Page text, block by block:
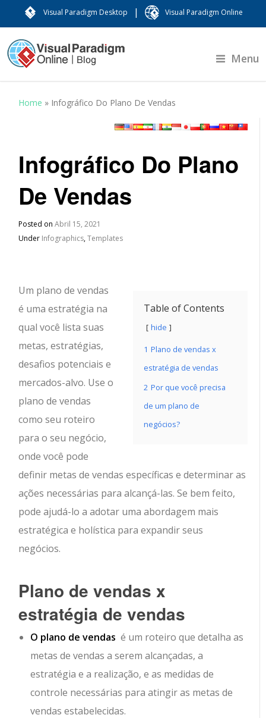
Visual Paradigm Desktop | Visual Paradigm Online
Menu
Home » Infográfico Do Plano De Vendas
Infográfico Do Plano
De Vendas
Posted onAbril 15, 2021
Under Infographics,Templates
Table of Contents
hide
1 Plano de vendas x
estratégia de vendas
2 Por que você precisa
de um plano de
negócios?
Um plano de vendas
é uma estratégia na
qual você lista suas
metas, estratégias,
desafios potenciais e
mercados-alvo. Use o
plano de vendas
como seu roteiro
para o seu negócio,
onde você pode
definir metas de vendas específicas e determinar as
ações necessárias para alcançá-las. Se bem feito,
pode ajudá-lo a adotar uma abordagem mais
estratégica e holística para expandir seus
negócios.
Plano de vendas x
estratégia de vendas
O plano de vendas é um roteiro que detalha as
metas de vendas a serem alcançadas, a
estratégia e a realização, e as medidas de
controle necessárias para atingir as metas de
vendas estabelecidas.